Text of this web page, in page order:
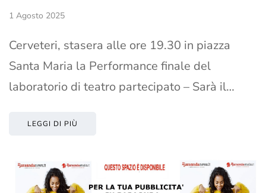
1 Agosto 2025
Cerveteri, stasera alle ore 19.30 in piazza
Santa Maria la Performance finale del
laboratorio di teatro partecipato – Sarà il…
LEGGI DI PIÙ